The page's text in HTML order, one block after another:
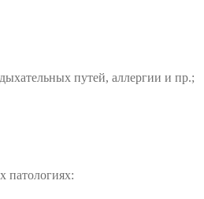
путей, аллергии и пр.;
патологиях: